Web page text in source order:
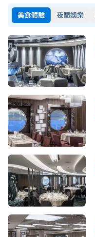
美食體驗 夜間娛樂